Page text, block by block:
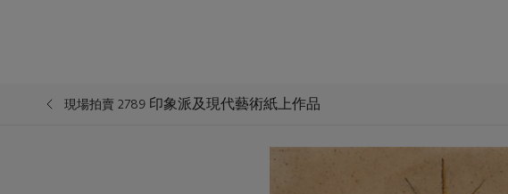
現場拍賣 2789 印象派及現代藝術紙上作品